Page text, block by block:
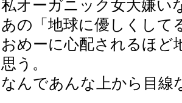
私オーガニック女大嫌い
あの「地球に優しくして
おめーに心配されるほど
思う。
なんであんな上から目線